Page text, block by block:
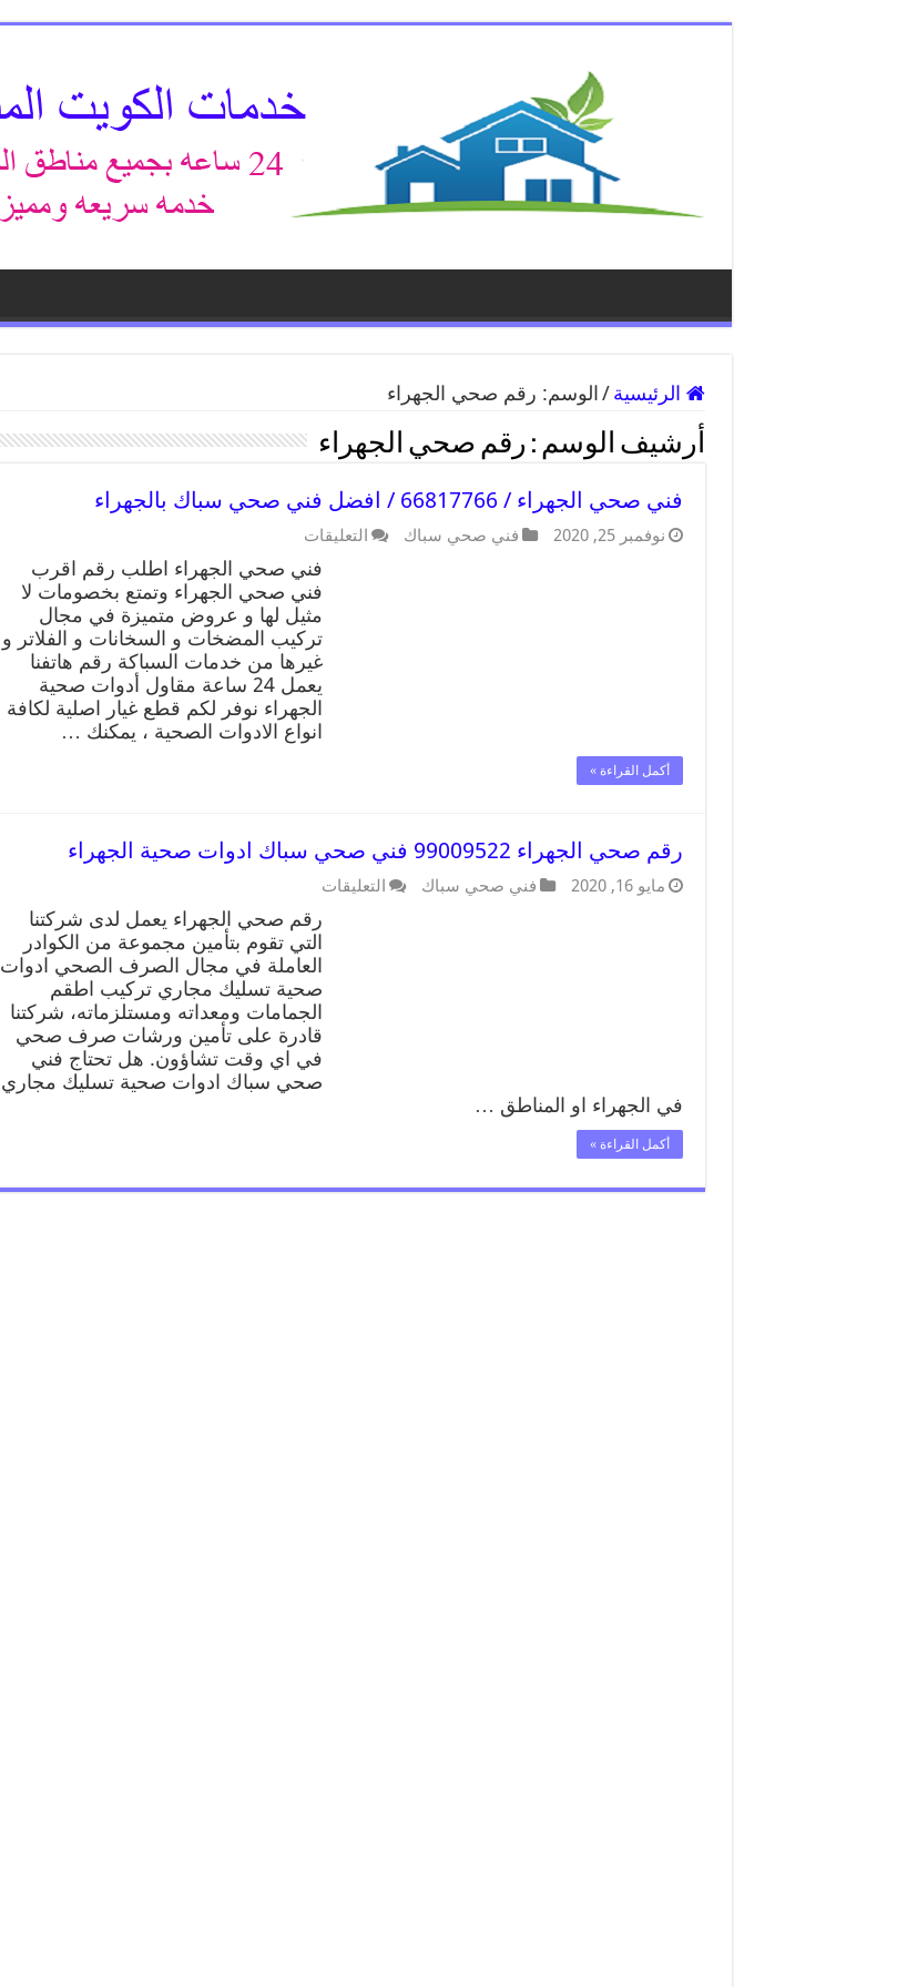
الرئيسية / الوسم: رقم صحي الجهراء
أرشيف الوسم : رقم صحي الجهراء
فني صحي الجهراء / 66817766 / افضل فني صحي سباك بالجهراء
نوفمبر 25, 2020 فني صحي سباك التعليقات
فني صحي الجهراء اطلب رقم اقرب
فني صحي الجهراء وتمتع بخصومات لا
مثيل لها و عروض متميزة في مجال
تركيب المضخات و السخانات و الفلاتر و
غيرها من خدمات السباكة رقم هاتفنا
يعمل 24 ساعة مقاول أدوات صحية
الجهراء نوفر لكم قطع غيار اصلية لكافة
انواع الادوات الصحية ، يمكنك …
أكمل القراءة »
رقم صحي الجهراء 99009522 فني صحي سباك ادوات صحية الجهراء
مايو 16, 2020 فني صحي سباك التعليقات
رقم صحي الجهراء يعمل لدى شركتنا
التي تقوم بتأمين مجموعة من الكوادر
العاملة في مجال الصرف الصحي ادوات
صحية تسليك مجاري تركيب اطقم
الجمامات ومعداته ومستلزماته، شركتنا
قادرة على تأمين ورشات صرف صحي
في اي وقت تشاؤون. هل تحتاج فني
صحي سباك ادوات صحية تسليك مجاري
في الجهراء او المناطق …
أكمل القراءة »